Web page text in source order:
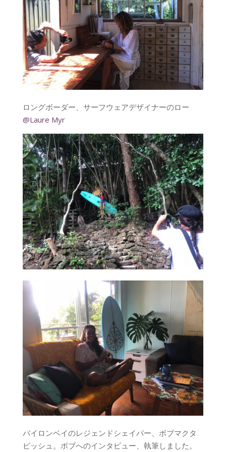
ロングボーダー、サーフウェアデザイナーのロー
@Laure Myr
バイロンベイのレジェンドシェイパー、ボブマクタ
ビッシュ。ボブへのインタビュー、執筆しました。